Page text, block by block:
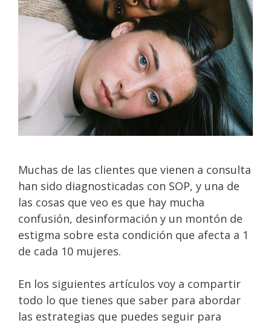
Muchas de las clientes que vienen a consulta
han sido diagnosticadas con SOP, y una de
las cosas que veo es que hay mucha
confusión, desinformación y un montón de
estigma sobre esta condición que afecta a 1
de cada 10 mujeres.
En los siguientes artículos voy a compartir
todo lo que tienes que saber para abordar
las estrategias que puedes seguir para